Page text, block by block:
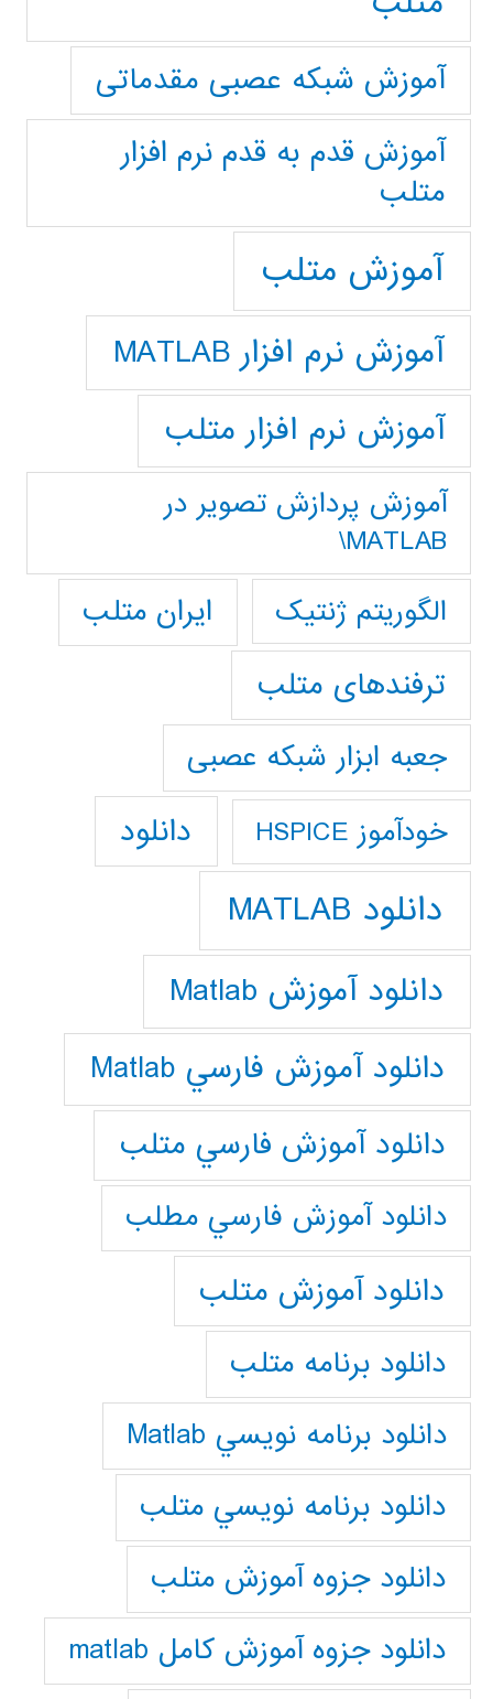
آموزش شبکه عصبی مقدماتی
آموزش قدم به قدم نرم افزار
متلب
آموزش متلب
آموزش نرم افزار MATLAB
آموزش نرم افزار متلب
آموزش پردازش تصوير در
MATLAB\
الگوریتم ژنتیک
ایران متلب
ترفندهای متلب
جعبه ابزار شبکه عصبی
خودآموز HSPICE دانلود
دانلود MATLAB
دانلود آموزش Matlab
دانلود آموزش فارسي Matlab
دانلود آموزش فارسي متلب
دانلود آموزش فارسي مطلب
دانلود آموزش متلب
دانلود برنامه متلب
دانلود برنامه نويسي Matlab
دانلود برنامه نويسي متلب
دانلود جزوه آموزش متلب
دانلود جزوه آموزش کامل matlab